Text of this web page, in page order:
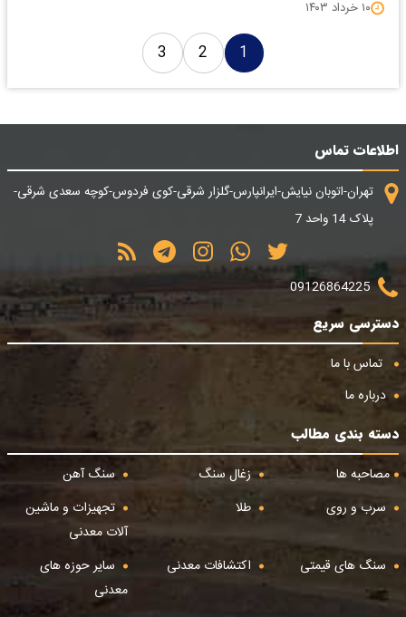
۱۰ خرداد ۱۴۰۳
1
2
3
اطلاعات تماس
تهران-اتوبان نیایش-ایرانپارس-گلزار شرقی-کوی فردوس-کوچه سعدی شرقی-
پلاک 14 واحد 7
09126864225
دسترسی سریع
تماس با ما
درباره ما
دسته بندی مطالب
مصاحبه ها
زغال سنگ
سنگ آهن
سرب و روی
طلا
تجهیزات و ماشین
آلات معدنی
سنگ های قیمتی
اکتشافات معدنی
سایر حوزه های
معدنی